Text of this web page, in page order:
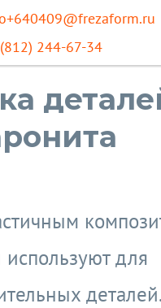
244-67-34
для